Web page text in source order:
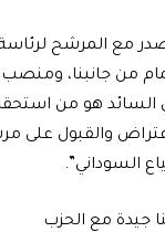
مع المرشح
من جانبنا، ومنصب
السائد هو من
والقبول على
السوداني”.
جيدة مع الحزب